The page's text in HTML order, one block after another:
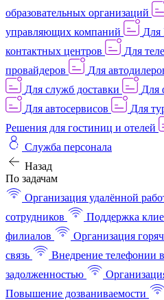
образовательных организаций
управляющих компаний
Для
контактных центров
Для
провайдеров
Для
Для служб доставки
Для
Для автосервисов
Для
Решения для гостиниц и отелей
Служба персонала
Назад
По задачам
Организация удалённой
сотрудников
Поддержка
филиалов
Организация
связь
Внедрение телефонии
задолженностью
Повышение дозваниваемости